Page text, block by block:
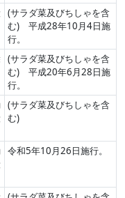
(サラダ菜及びちしゃを含
む) 平成28年10月4日施
行。
(サラダ菜及びちしゃを含
む) 平成20年6月28日施
行。
(サラダ菜及びちしゃを含
む)
令和5年10月26日施行。